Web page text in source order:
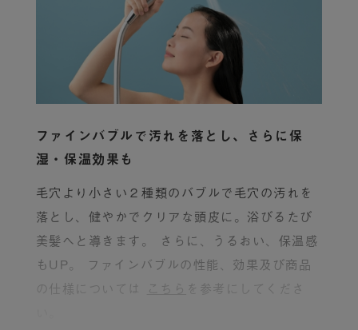
ファインバブルで汚れを落とし、さらに保
湿・保温効果も
毛穴より小さい２種類のバブルで毛穴の汚れを
落とし、健やかでクリアな頭皮に。浴びるたび
美髪へと導きます。 さらに、うるおい、保温感
もUP。 ファインバブルの性能、効果及び商品
の仕様については
こちら を参考にしてくださ